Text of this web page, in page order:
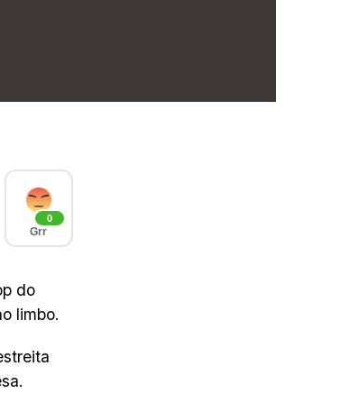
0
Grr
do
limbo.